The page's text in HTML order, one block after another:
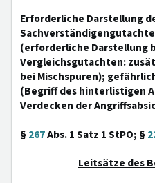
Erforderliche Darstellung
(erforderliche Darstellung
Vergleichsgutachten:
bei Mischspuren);
(Begriff des hinterlistigen
Verdecken der
§267Abs. 1 Satz 1 StPO; §
Leitsätze des